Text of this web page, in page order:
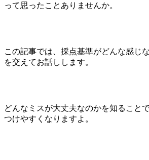
って思ったことありませんか。
この記事では、採点基準がどんな感じ
を交えてお話しします。
どんなミスが大丈夫なのかを知ること
つけやすくなりますよ。